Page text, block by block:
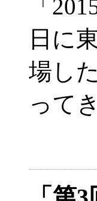
「
日に
場し
って